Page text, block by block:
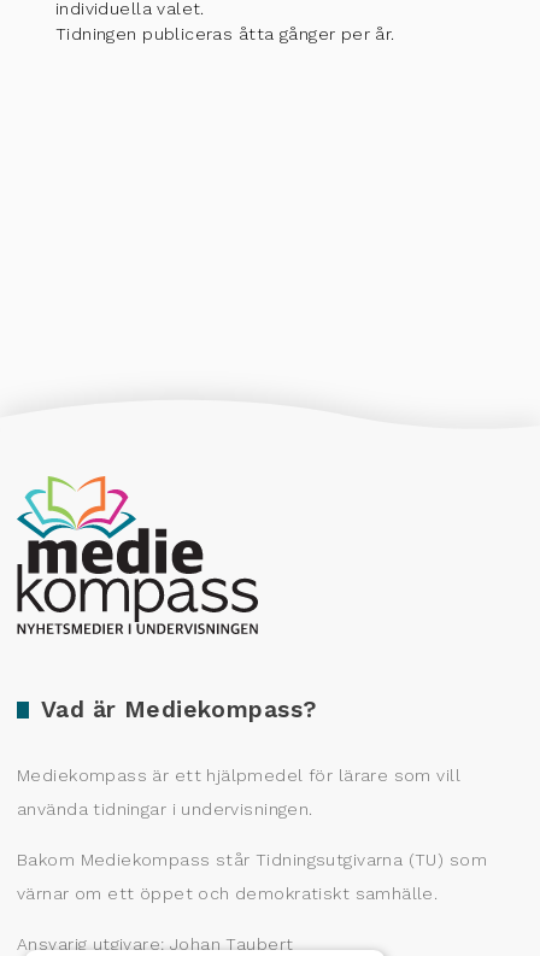
individuella valet.
Tidningen publiceras åtta gånger per år.
Vad är Mediekompass?
Mediekompass är ett hjälpmedel för lärare som vill
använda tidningar i undervisningen.
Bakom Mediekompass står Tidningsutgivarna (TU) som
värnar om ett öppet och demokratiskt samhälle.
Ansvarig utgivare: Johan Taubert
Producerad av Gota Media Brand Studio